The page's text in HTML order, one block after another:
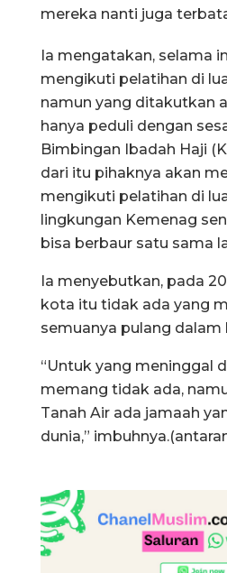
mereka nanti juga
Ia mengatakan, selama
mengikuti pelatihan di
namun yang ditakutkan
hanya peduli dengan
Bimbingan Ibadah Haji
dari itu pihaknya akan
mengikuti pelatihan di
lingkungan Kemenag
bisa berbaur satu sama
Ia menyebutkan, pada
kota itu tidak ada yang
semuanya pulang
“Untuk yang meninggal
memang tidak ada,
Tanah Air ada jamaah
dunia,”